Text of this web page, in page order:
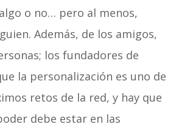
o no… pero al menos,
Además, de los amigos,
los fundadores de
la personalización es uno de
retos de la red, y hay que
debe estar en las